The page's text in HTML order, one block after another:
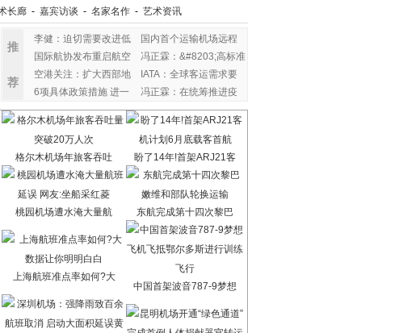
长廊 - 嘉宾访谈 - 名家名作 - 艺术资讯
推
荐
李健：迫切需要改进低
国内首个运输机场远程
国际航协发布重启航空
冯正霖：&#8203;高标准
空港关注：扩大西部地
IATA：全球客运需求要
6项具体政策措施 进一
冯正霖：在统筹推进疫
格尔木机场年旅客吞吐 盼了14年!首架ARJ21客
桃园机场遭水淹大量航 东航完成第十四次黎巴
上海航班准点率如何?大
中国首架波音787-9梦想